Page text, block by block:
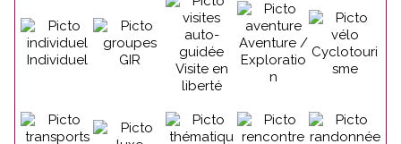
Individuel GIR
Visite en
liberté
Aventure /
Exploratio
n
Cyclotouri
sme